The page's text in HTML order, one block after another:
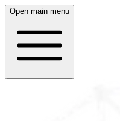
Open main menu